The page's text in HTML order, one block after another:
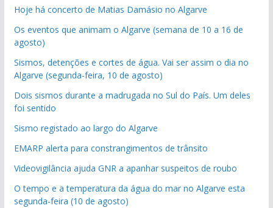
Hoje há concerto de Matias Damásio no Algarve
Os eventos que animam o Algarve (semana de 10 a 16 de
agosto)
Sismos, detenções e cortes de água. Vai ser assim o dia no
Algarve (segunda-feira, 10 de agosto)
Dois sismos durante a madrugada no Sul do País. Um deles
foi sentido
Sismo registado ao largo do Algarve
EMARP alerta para constrangimentos de trânsito
Videovigilância ajuda GNR a apanhar suspeitos de roubo
O tempo e a temperatura da água do mar no Algarve esta
segunda-feira (10 de agosto)